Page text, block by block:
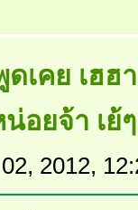
เคย เฮฮ
อยจ้า เย้ๆ
2012,